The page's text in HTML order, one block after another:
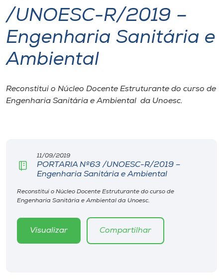
I.nova
Diplomados
Editora
Rádio
Museu
/UNOESC-R/2019 –
Engenharia Sanitária e
Ambiental
Reconstitui o Núcleo Docente Estruturante do curso de
Engenharia Sanitária e Ambiental da Unoesc.
11/09/2019
PORTARIA Nº63 /UNOESC-R/2019 –
Engenharia Sanitária e Ambiental
Reconstitui o Núcleo Docente Estruturante do curso de
Engenharia Sanitária e Ambiental da Unoesc.
Visualizar Compartilhar